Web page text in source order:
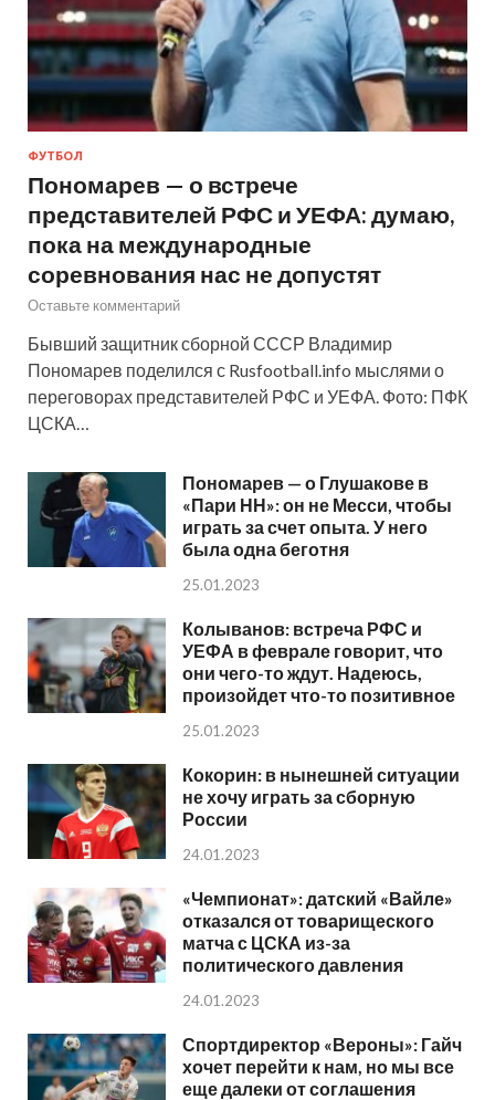
ФУТБОЛ
Пономарев — о встрече
представителей РФС и УЕФА: думаю,
пока на международные
соревнования нас не допустят
Оставьте комментарий
Бывший защитник сборной СССР Владимир
Пономарев поделился с Rusfootball.info мыслями о
переговорах представителей РФС и УЕФА. Фото: ПФК
ЦСКА…
Пономарев — о Глушакове в
«Пари НН»: он не Месси, чтобы
играть за счет опыта. У него
была одна беготня
25.01.2023
Колыванов: встреча РФС и
УЕФА в феврале говорит, что
они чего-то ждут. Надеюсь,
произойдет что-то позитивное
25.01.2023
Кокорин: в нынешней ситуации
не хочу играть за сборную
России
24.01.2023
«Чемпионат»: датский «Вайле»
отказался от товарищеского
матча с ЦСКА из-за
политического давления
24.01.2023
Спортдиректор «Вероны»: Гайч
хочет перейти к нам, но мы все
еще далеки от соглашения